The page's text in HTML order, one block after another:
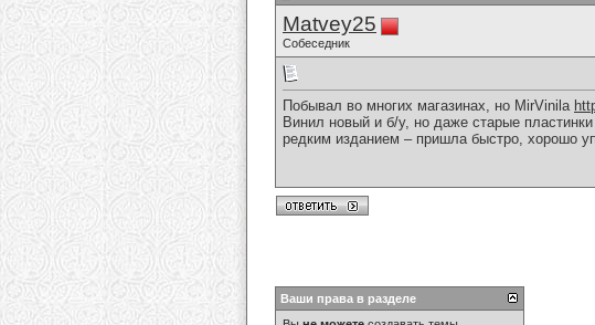
Matvey25
Собеседник
Побывал во многих магазинах, но MirVinila
Винил новый и б/у, но даже старые
редким изданием – пришла быстро, хорошо
Ваши права в разделе